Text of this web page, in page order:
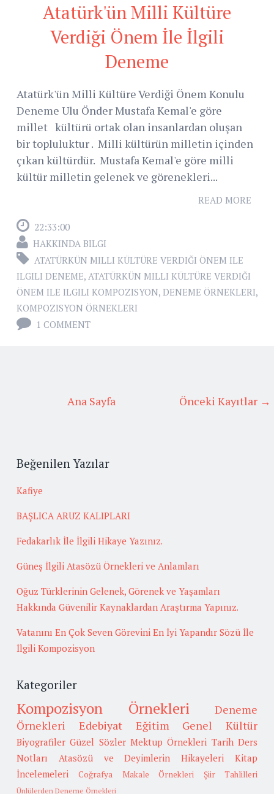
Atatürk'ün Milli Kültüre
Verdiği Önem İle İlgili
Deneme
Atatürk'ün Milli Kültüre Verdiği Önem Konulu
Deneme Ulu Önder Mustafa Kemal'e göre
millet kültürü ortak olan insanlardan oluşan
bir topluluktur . Milli kültürün milletin içinden
çıkan kültürdür. Mustafa Kemal'e göre milli
kültür milletin gelenek ve görenekleri...
READ MORE
22:33:00
HAKKINDA BILGI
ATATÜRKÜN MILLI KÜLTÜRE VERDIĞI ÖNEM ILE
ILGILI DENEME, ATATÜRKÜN MILLI KÜLTÜRE VERDIĞI
ÖNEM ILE ILGILI KOMPOZISYON, DENEME ÖRNEKLERI,
KOMPOZISYON ÖRNEKLERI
1 COMMENT
Önceki Kayıtlar →
Ana Sayfa
Beğenilen Yazılar
Kafiye
BAŞLICA ARUZ KALIPLARI
Fedakarlık İle İlgili Hikaye Yazınız.
Güneş İlgili Atasözü Örnekleri ve Anlamları
Oğuz Türklerinin Gelenek, Görenek ve Yaşamları
Hakkında Güvenilir Kaynaklardan Araştırma Yapınız.
Vatanını En Çok Seven Görevini En İyi Yapandır Sözü İle
İlgili Kompozisyon
Kategoriler
Kompozisyon Örnekleri
Deneme
Örnekleri
Edebiyat Eğitim Genel Kültür
Biyografiler Güzel Sözler Mektup Örnekleri Tarih Ders
Notları
Atasözü ve Deyimlerin Hikayeleri
Kitap
İncelemeleri
Coğrafya Makale Örnekleri Şiir Tahlilleri
Ünlülerden Deneme Örnekleri